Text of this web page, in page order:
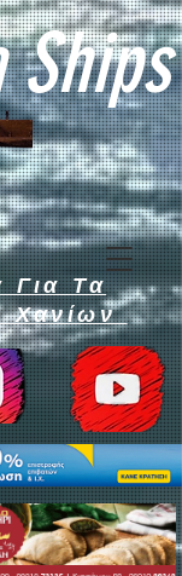
Ships
Για Τα
Χανίων